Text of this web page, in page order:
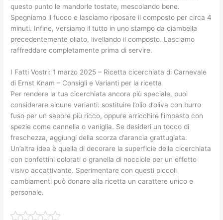
questo punto le mandorle tostate, mescolando bene.
Spegniamo il fuoco e lasciamo riposare il composto per circa 4
minuti. Infine, versiamo il tutto in uno stampo da ciambella
precedentemente oliato, livellando il composto. Lasciamo
raffreddare completamente prima di servire.
I Fatti Vostri: 1 marzo 2025 – Ricetta cicerchiata di Carnevale
di Ernst Knam – Consigli e Varianti per la ricetta
Per rendere la tua cicerchiata ancora più speciale, puoi
considerare alcune varianti: sostituire l’olio d’oliva con burro
fuso per un sapore più ricco, oppure arricchire l’impasto con
spezie come cannella o vaniglia. Se desideri un tocco di
freschezza, aggiungi della scorza d’arancia grattugiata.
Un’altra idea è quella di decorare la superficie della cicerchiata
con confettini colorati o granella di nocciole per un effetto
visivo accattivante. Sperimentare con questi piccoli
cambiamenti può donare alla ricetta un carattere unico e
personale.